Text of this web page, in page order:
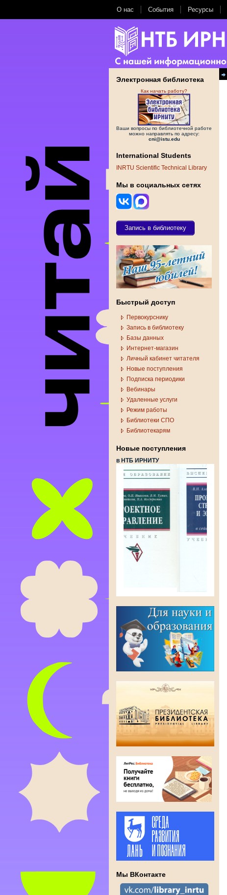
О нас События Ресурсы
Электронная библиотека
Как начать работу?
Ваши вопросы по библиотечной работе
можно направлять по адресу:
cni@istu.edu
International Students
INRTU Scientific Technical Library
Мы в социальных сетях
Запись в библиотеку
Быстрый доступ
Первокурснику
Запись в библиотеку
Базы данных
Интернет-магазин
Личный кабинет читателя
Новые поступления
Подписка периодики
Вебинары
Удаленные услуги
Режим работы
Библиотеки СПО
Библиотекарям
Новые поступления
в НТБ ИРНИТУ
Мы ВКонтакте